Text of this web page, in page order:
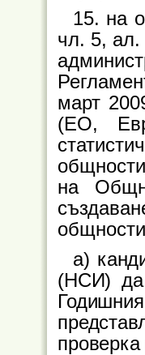
15. на
чл. 5, ал.
март
(ЕО,
на
а)
(НСИ) да